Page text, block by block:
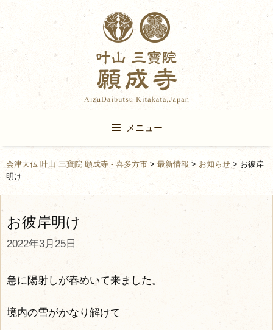
to
content
メニュー
会津大仏 叶山 三寶院 願成寺 - 喜多方市 > 最新情報 > お知らせ > お彼岸
明け
お彼岸明け
2022年3月25日
急に陽射しが春めいて来ました。
境内の雪がかなり解けて